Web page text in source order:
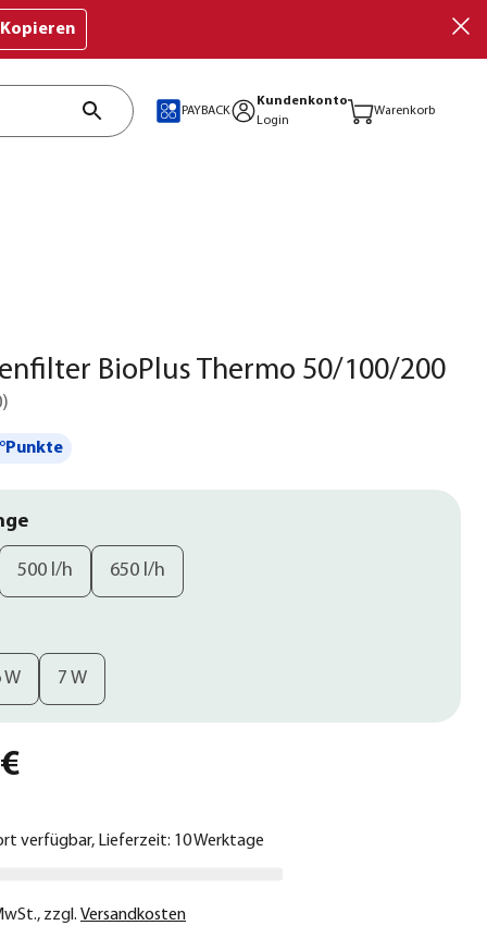
Kopieren
PAYBACK
Kundenkonto
Login
Warenkorb
BioPlus Thermo 50/100/200
)
500 l/h 650 l/h
W 7 W
verfügbar, Lieferzeit: 10 Werktage
, zzgl. Versandkosten